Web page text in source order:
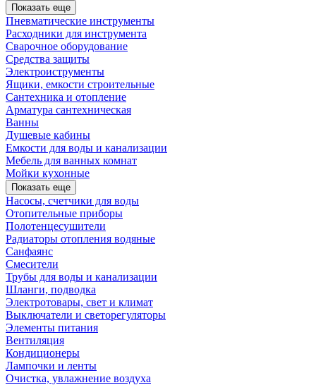
Показать еще
Пневматические инструменты
Расходники для инструмента
Сварочное оборудование
Средства защиты
Электроиструменты
Ящики, емкости строительные
Сантехника и отопление
Арматура сантехническая
Ванны
Душевые кабины
Емкости для воды и канализации
Мебель для ванных комнат
Мойки кухонные
Показать еще
Насосы, счетчики для воды
Отопительные приборы
Полотенцесушители
Радиаторы отопления водяные
Санфаянс
Смесители
Трубы для воды и канализации
Шланги, подводка
Электротовары, свет и климат
Выключатели и светорегуляторы
Элементы питания
Вентиляция
Кондиционеры
Лампочки и ленты
Очистка, увлажнение воздуха